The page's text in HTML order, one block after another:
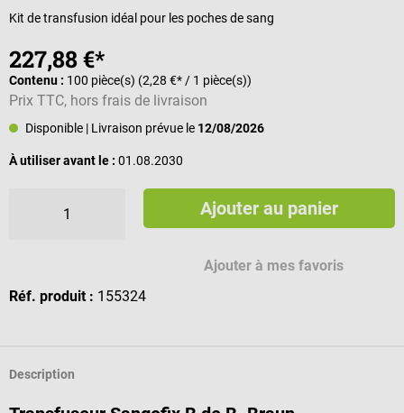
Kit de transfusion idéal pour les poches de sang
227,88 €*
Contenu : 100 pièce(s) (2,28 €* / 1 pièce(s))
Prix TTC, hors frais de livraison
Disponible | Livraison prévue le 12/08/2026
À utiliser avant le : 01.08.2030
Ajouter au panier
Ajouter à mes favoris
Réf. produit : 155324
Description